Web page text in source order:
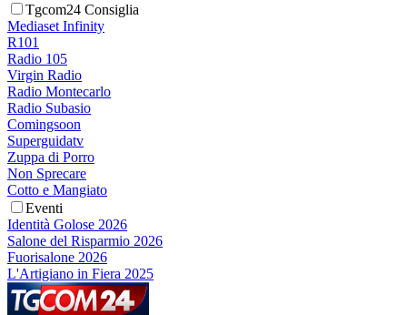
Tgcom24 Consiglia
Mediaset Infinity
R101
Radio 105
Virgin Radio
Radio Montecarlo
Radio Subasio
Comingsoon
Superguidatv
Zuppa di Porro
Non Sprecare
Cotto e Mangiato
Eventi
Identità Golose 2026
Salone del Risparmio 2026
Fuorisalone 2026
L'Artigiano in Fiera 2025